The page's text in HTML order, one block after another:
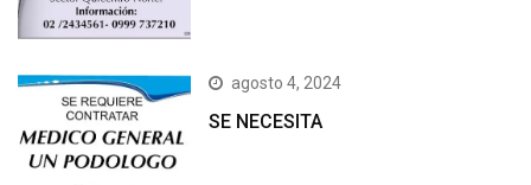
agosto 4, 2024
SE NECESITA